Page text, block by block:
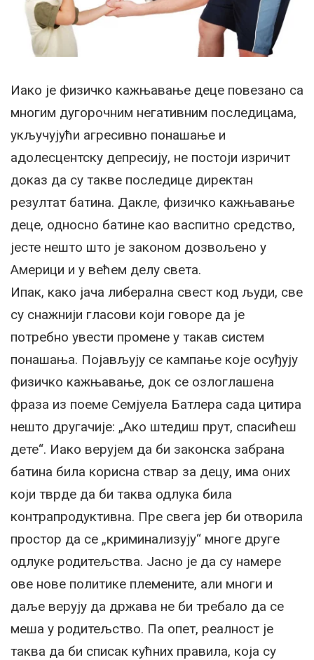
Иако је физичко кажњавање деце повезано са
многим дугорочним негативним последицама,
укључујући агресивно понашање и
адолесцентску депресију, не постоји изричит
доказ да су такве последице директан
резултат батина. Дакле, физичко кажњавање
деце, односно батине као васпитно средство,
јесте нешто што је законом дозвољено у
Америци и у већем делу света.
Ипак, како јача либерална свест код људи, све
су снажнији гласови који говоре да је
потребно увести промене у такав систем
понашања. Појављују се кампање које осуђују
физичко кажњавање, док се озлоглашена
фраза из поеме Семјуела Батлера сада цитира
нешто другачије: „Ако штедиш прут, спасићеш
дете“. Иако верујем да би законска забрана
батина била корисна ствар за децу, има оних
који тврде да би таква одлука била
контрапродуктивна. Пре свега јер би отворила
простор да се „криминализују“ многе друге
одлуке родитељства. Јасно је да су намере
ове нове политике племените, али многи и
даље верују да држава не би требало да се
меша у родитељство. Па опет, реалност је
таква да би списак кућних правила, која су